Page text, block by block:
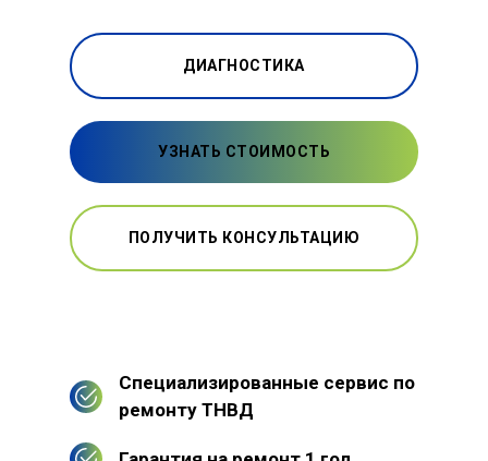
ДИАГНОСТИКА
УЗНАТЬ СТОИМОСТЬ
ПОЛУЧИТЬ КОНСУЛЬТАЦИЮ
Специализированные сервис по
ремонту ТНВД